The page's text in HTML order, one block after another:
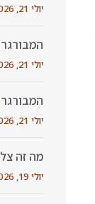
יולי 21, 2026
יולי 21, 2026
יולי 21, 2026
מה זה
יולי 19, 2026